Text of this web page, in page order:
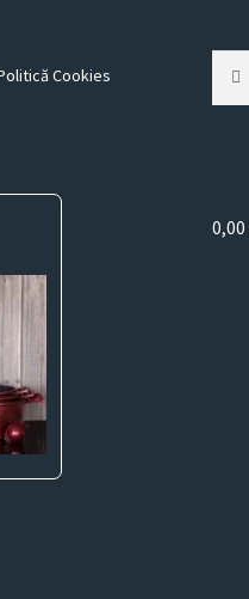
Cookies
după:
0,00